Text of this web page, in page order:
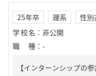
25年卒 理系
性別
学校名 ： 非公開
職種 ： -
【インターンシップの参